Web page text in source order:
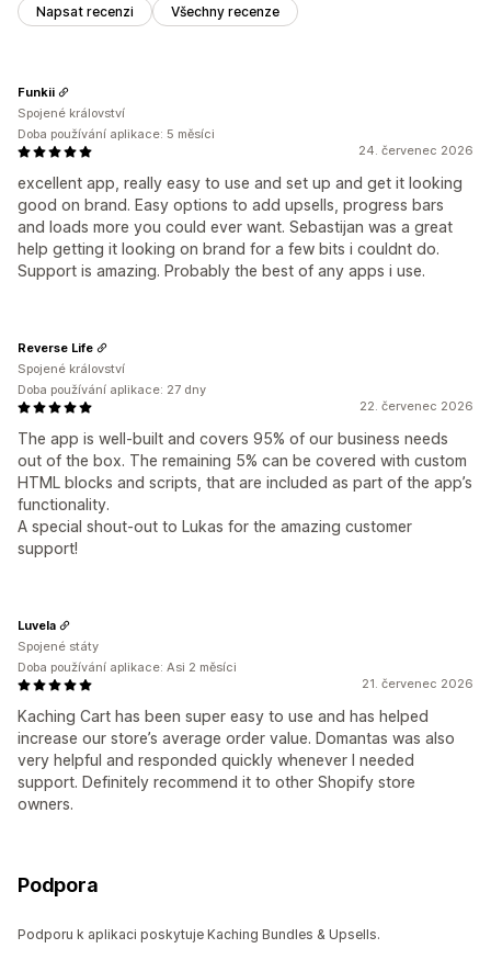
Napsat recenzi Všechny recenze
24. červenec 2026
excellent app, really easy to use and set up and get it looking
good on brand. Easy options to add upsells, progress bars
and loads more you could ever want. Sebastijan was a great
help getting it looking on brand for a few bits i couldnt do.
Support is amazing. Probably the best of any apps i use.
Funkii
Spojené království
Doba používání aplikace: 5 měsíci
22. červenec 2026
The app is well-built and covers 95% of our business needs
out of the box. The remaining 5% can be covered with custom
HTML blocks and scripts, that are included as part of the app’s
functionality.
A special shout-out to Lukas for the amazing customer
support!
Reverse Life
Spojené království
Doba používání aplikace: 27 dny
21. červenec 2026
Kaching Cart has been super easy to use and has helped
increase our store’s average order value. Domantas was also
very helpful and responded quickly whenever I needed
support. Definitely recommend it to other Shopify store
owners.
Luvela
Spojené státy
Doba používání aplikace: Asi 2 měsíci
Podpora
Podporu k aplikaci poskytuje Kaching Bundles & Upsells.